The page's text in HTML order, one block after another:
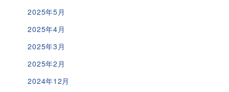
2025年5月
2025年4月
2025年3月
2025年2月
2024年12月